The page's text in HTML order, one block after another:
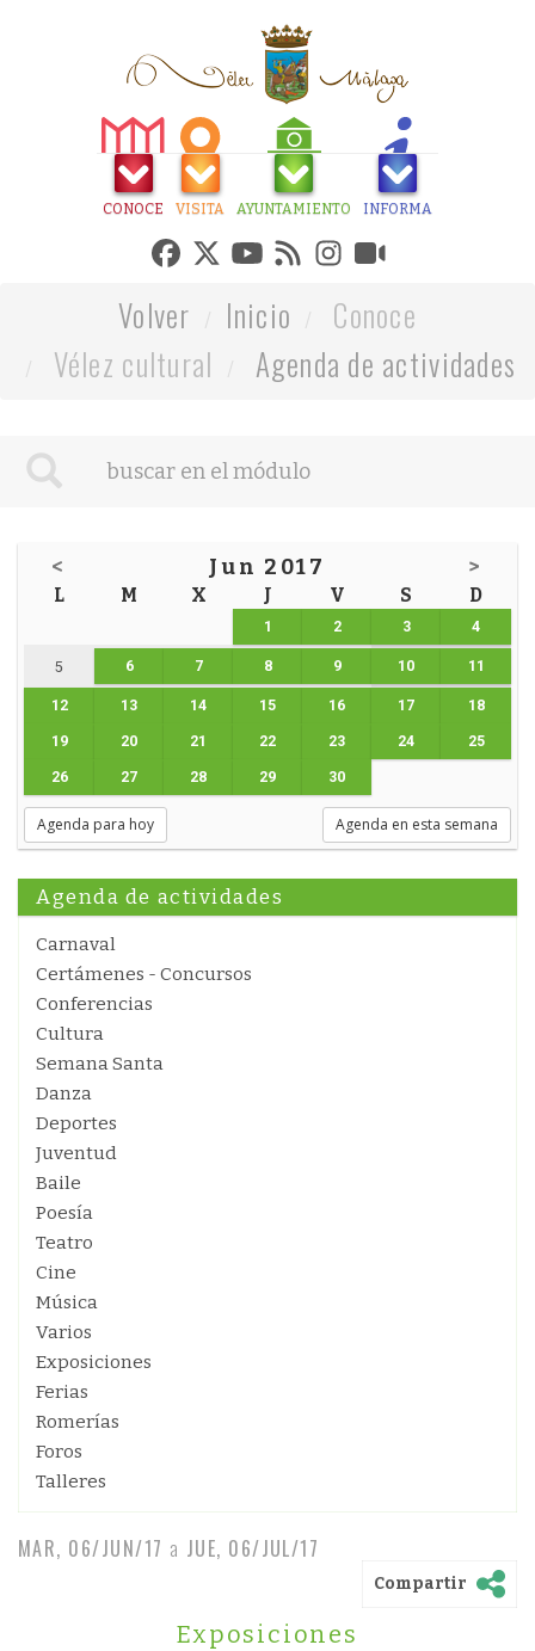
CONOCE VISITA AYUNTAMIENTO INFORMA
Volver Inicio
Conoce
Vélez cultural
Agenda de actividades
< Jun 2017 >
L M X J V S D
1 2 3 4
5 6 7 8 9 10 11
12 13 14 15 16 17 18
19 20 21 22 23 24 25
26 27 28 29 30
Agenda para hoy Agenda en esta semana
Agenda de actividades
Carnaval
Certámenes - Concursos
Conferencias
Cultura
Semana Santa
Danza
Deportes
Juventud
Baile
Poesía
Teatro
Cine
Música
Varios
Exposiciones
Ferias
Romerías
Foros
Talleres
MAR, 06/JUN/17 a JUE, 06/JUL/17
Compartir
Exposiciones